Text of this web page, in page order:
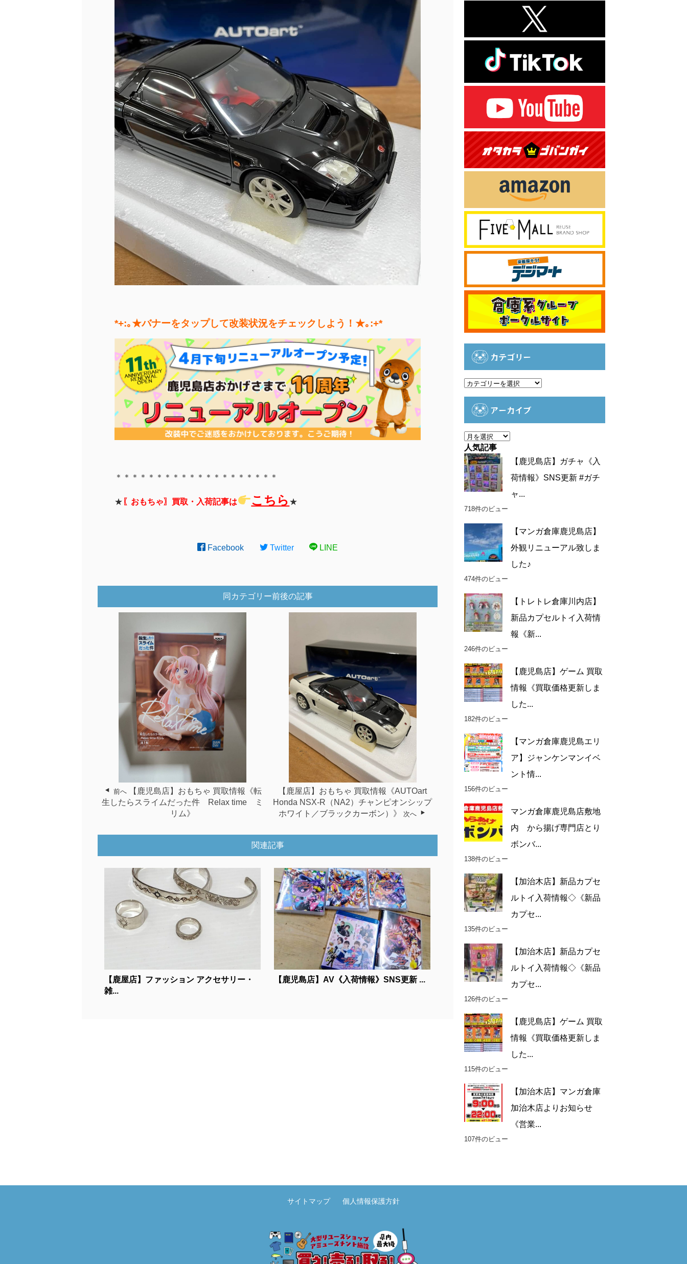
*+:｡★バナーをタップして改装状況をチェックしよう！★｡:+*
＊＊＊＊＊＊＊＊＊＊＊＊＊＊＊＊＊＊＊＊
★ 〖おもちゃ〗買取・入荷記事は こちら ★
Facebook Twitter LINE
同カテゴリー前後の記事
前へ
【鹿児島店】おもちゃ 買取情報《転
生したらスライムだった件 Relax time ミ
リム》
【鹿屋店】おもちゃ 買取情報《AUTOart
Honda NSX-R（NA2）チャンピオンシップ
ホワイト／ブラックカーボン）》
次へ
関連記事
【鹿屋店】ファッション アクセサリー・
雑...
【鹿児島店】AV《入荷情報》SNS更新 ...
カテゴリー
カ
アーカイブ
ア
ー
カ
イ
ブ
人気記事
【鹿児島店】ガチャ《入
荷情報》SNS更新 #ガチ
ャ...
718件のビュー
【マンガ倉庫鹿児島店】
外観リニューアル致しま
した♪
474件のビュー
【トレトレ倉庫川内店】
新品カプセルトイ入荷情
報《新...
246件のビュー
【鹿児島店】ゲーム 買取
情報《買取価格更新しま
した...
182件のビュー
【マンガ倉庫鹿児島エリ
ア】ジャンケンマンイベ
ント情...
156件のビュー
マンガ倉庫鹿児島店敷地
内 から揚げ専門店とり
ボンバ...
138件のビュー
【加治木店】新品カプセ
ルトイ入荷情報◇《新品
カプセ...
135件のビュー
【加治木店】新品カプセ
ルトイ入荷情報◇《新品
カプセ...
126件のビュー
【鹿児島店】ゲーム 買取
情報《買取価格更新しま
した...
115件のビュー
【加治木店】マンガ倉庫
加治木店よりお知らせ
《営業...
107件のビュー
サイトマップ 個人情報保護方針